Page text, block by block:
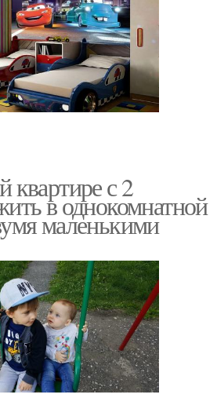
квартире с 2
в однокомнатной
маленькими